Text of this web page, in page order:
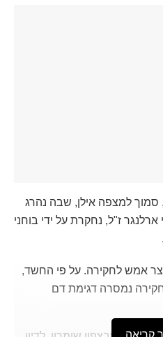
התאונה הקטלנית בכביש 611, סמוך למצפה אילן, שבה נהרג
ז"ל, נחקרת על ידי בוחני
אמש לחקירה. על פי החשד,
נמסרה דגימת דם